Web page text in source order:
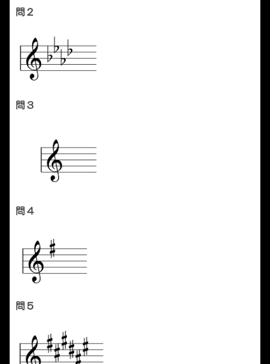
問２
問３
問４
問５